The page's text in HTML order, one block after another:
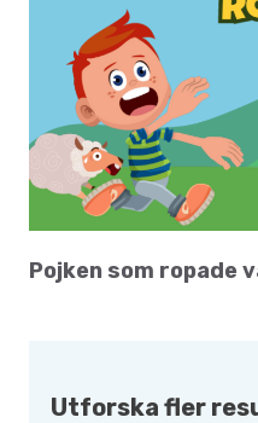
Pojken som ropade
Utforska fler